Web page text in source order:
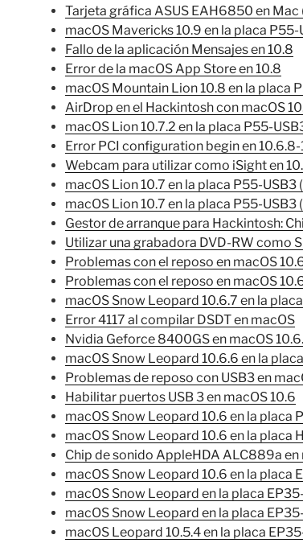
Tarjeta gráfica ASUS EAH6850 en Mac
macOS Mavericks 10.9 en la placa P55-
Fallo de la aplicación Mensajes en 10.8
Error de la macOS App Store en 10.8
macOS Mountain Lion 10.8 en la placa
AirDrop en el Hackintosh con macOS
macOS Lion 10.7.2 en la placa P55-
Error PCI configuration begin en 10.6.8-
Webcam para utilizar como iSight en
macOS Lion 10.7 en la placa P55-USB3
macOS Lion 10.7 en la placa P55-USB3
Gestor de arranque para Hackintosh:
Utilizar una grabadora DVD-RW como
Problemas con el reposo en macOS
Problemas con el reposo en macOS
macOS Snow Leopard 10.6.7 en la
Error 4117 al compilar DSDT en macOS
Nvidia Geforce 8400GS en macOS
macOS Snow Leopard 10.6.6 en la
Problemas de reposo con USB3 en
Habilitar puertos USB 3 en macOS 10.6
macOS Snow Leopard 10.6 en la placa
macOS Snow Leopard 10.6 en la placa
Chip de sonido AppleHDA ALC889a en
macOS Snow Leopard 10.6 en la placa
macOS Snow Leopard en la placa
macOS Snow Leopard en la placa
macOS Leopard 10.5.4 en la placa